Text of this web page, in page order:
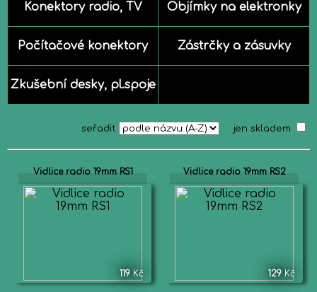
Konektory radio, TV Objímky na elektronky
Počítačové konektory Zástrčky a zásuvky
Zkušební desky, pl.spoje
seřadit jen skladem
Vidlice radio 19mm RS1
119 Kč
Vidlice radio 19mm RS2
129 Kč